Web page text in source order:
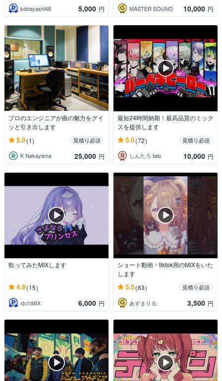
kobayashi48 5,000 円
MASTER SOUND
10,000 円
プロのエンジニアが曲の魅力をグイ
ッと引き出します
5.0(1)
見積り必須
K Nakayama
25,000 円
最短24時間納期！最高品質のミック
スを提供します
5.0(72)
見積り必須
しんたろ talo
10,000 円
歌ってみたMIXします
4.9(15)
ゆのMIX 6,000 円
ショート動画・tiktok用のMIXをいた
します
5.0(63)
見積り必須
あずまりる
3,500 円